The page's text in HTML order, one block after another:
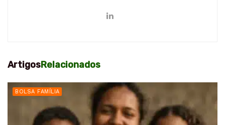
ArtigosRelacionados
BOLSA FAMÍLIA